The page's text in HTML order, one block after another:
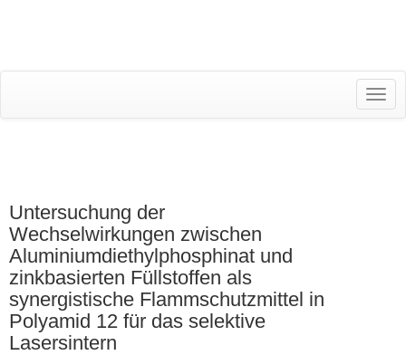
Untersuchung der
Wechselwirkungen zwischen
Aluminiumdiethylphosphinat und
zinkbasierten Füllstoffen als
synergistische Flammschutzmittel in
Polyamid 12 für das selektive
Lasersintern